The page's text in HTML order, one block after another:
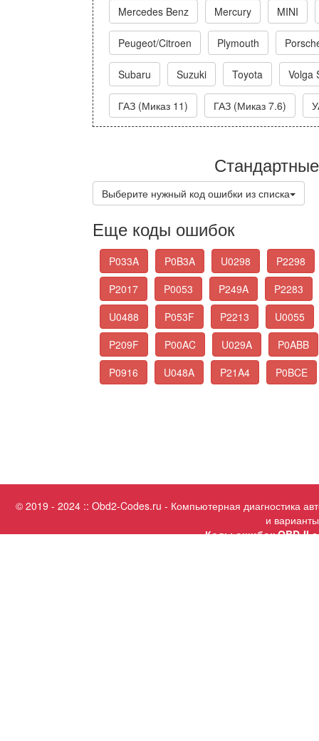
Mercedes Benz Mercury MINI
Peugeot/Citroen Plymouth
Subaru Suzuki Toyota Volga
ГАЗ (Миказ 11) ГАЗ (Миказ 7.6)
Выберите нужный код ошибки из списка
Еще коды ошибок
P033A P0B3A U0298
P2298
P2017
P0053 P249A
P2283
U0488
P053F P2213
U0055
P209F
P00AC U029A
P0ABB
P0916
U048A P21A4 P0BCE
© 2019 - 2024 :: Obd2-Codes.ru - Компьютерная диагностика
и
Коды ошибок OBD-II